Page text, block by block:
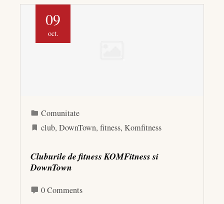
09
oct.
Comunitate
club, DownTown, fitness, Komfitness
Cluburile de fitness KOMFitness si
DownTown
0 Comments